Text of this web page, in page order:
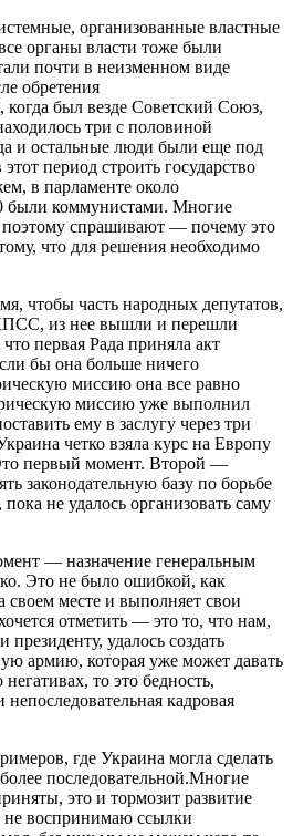
организованные властные
органы власти тоже были
почти в неизменном виде
обретения
был везде Советский Союз,
три с половиной
и остальные люди были еще под
период строить государство
в парламенте около
были коммунистами. Многие
поэтому спрашивают — почему это
что для решения необходимо
чтобы часть народных депутатов,
из нее вышли и перешли
первая Рада приняла акт
бы она больше ничего
миссию она все равно
миссию уже выполнил
ему в заслугу через три
четко взяла курс на Европу
первый момент. Второй —
законодательную базу по борьбе
не удалось организовать саму
— назначение генеральным
Это не было ошибкой, как
месте и выполняет свои
отметить — это то, что нам,
президенту, удалось создать
армию, которая уже может давать
то это бедность,
кадровая
где Украина могла сделать
последовательной.Многие
это и тормозит развитие
не воспринимаю ссылки